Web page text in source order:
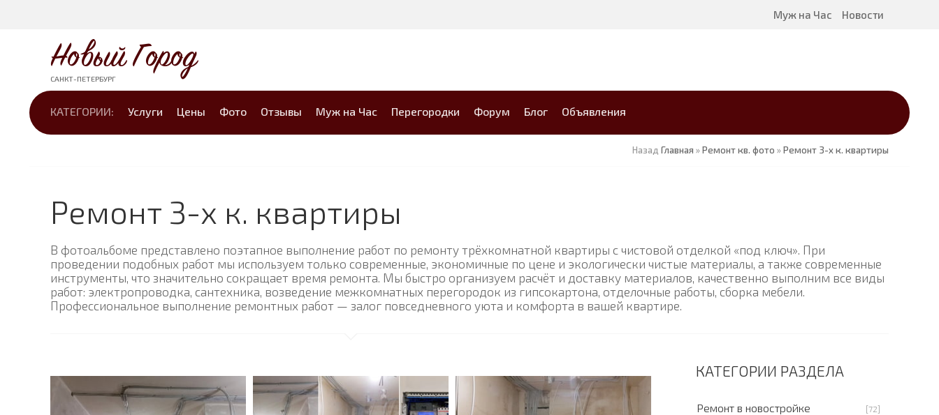
Муж на Час Новости
Новый Город
САНКТ-ПЕТЕРБУРГ
КАТЕГОРИИ: Услуги Цены Фото Отзывы Муж на Час Перегородки Форум Блог Объявления
Назад Главная »Ремонт кв. фото »Ремонт 3-х к. квартиры
Ремонт 3-х к. квартиры
В фотоальбоме представлено поэтапное выполнение работ по ремонту трёхкомнатной квартиры с чистовой отделкой «под ключ». При
проведении подобных работ мы используем только современные, экономичные по цене и экологически чистые материалы, а также современные
инструменты, что значительно сокращает время ремонта. Мы быстро организуем расчёт и доставку материалов, качественно выполним все виды
работ: электропроводка, сантехника, возведение межкомнатных перегородок из гипсокартона, отделочные работы, сборка мебели.
Профессиональное выполнение ремонтных работ — залог повседневного уюта и комфорта в вашей квартире.
КАТЕГОРИИ РАЗДЕЛА
Ремонт в новостройке [72]